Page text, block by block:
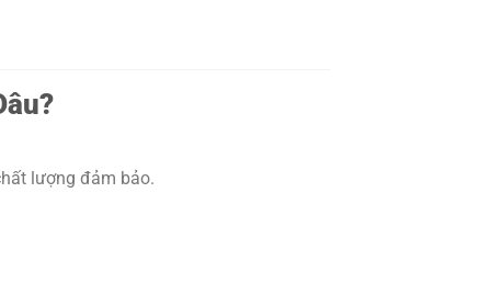
lượng đảm bảo.